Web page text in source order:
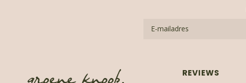
REVIEWS